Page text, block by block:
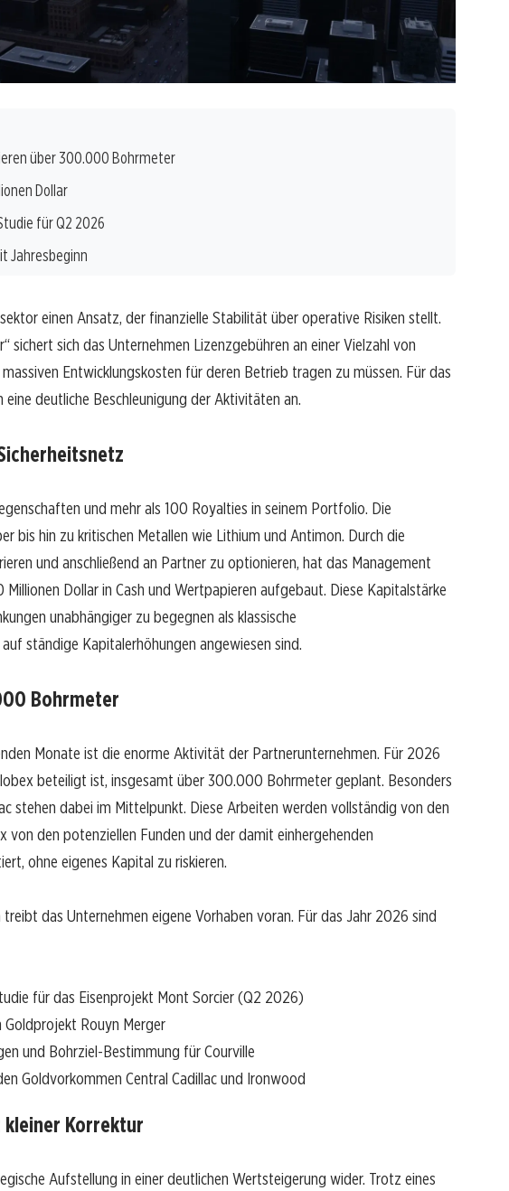
über 300.000 Bohrmeter
Dollar
für Q2 2026
Jahresbeginn
einen Ansatz, der finanzielle Stabilität über operative Risiken stellt.
sichert sich das Unternehmen Lizenzgebühren an einer Vielzahl von
Entwicklungskosten für deren Betrieb tragen zu müssen. Für das
deutliche Beschleunigung der Aktivitäten an.
und mehr als 100 Royalties in seinem Portfolio. Die
bis hin zu kritischen Metallen wie Lithium und Antimon. Durch die
und anschließend an Partner zu optionieren, hat das Management
Dollar in Cash und Wertpapieren aufgebaut. Diese Kapitalstärke
unabhängiger zu begegnen als klassische
ständige Kapitalerhöhungen angewiesen sind.
Bohrmeter
Monate ist die enorme Aktivität der Partnerunternehmen. Für 2026
beteiligt ist, insgesamt über 300.000 Bohrmeter geplant. Besonders
stehen dabei im Mittelpunkt. Diese Arbeiten werden vollständig von den
von den potenziellen Funden und der damit einhergehenden
ohne eigenes Kapital zu riskieren.
das Unternehmen eigene Vorhaben voran. Für das Jahr 2026 sind
für das Eisenprojekt Mont Sorcier (Q2 2026)
Rouyn Merger
und Bohrziel-Bestimmung für Courville
Goldvorkommen Central Cadillac und Ironwood
Korrektur
Aufstellung in einer deutlichen Wertsteigerung wider. Trotz eines